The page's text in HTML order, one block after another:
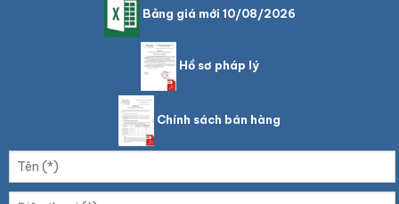
Bảng giá mới 10/08/2026
Hồ sơ pháp lý
Chính sách bán hàng